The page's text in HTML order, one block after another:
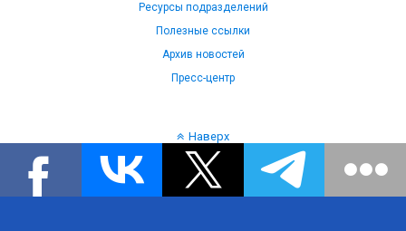
Ресурсы подразделений
Полезные ссылки
Архив новостей
Пресс-центр
Наверх